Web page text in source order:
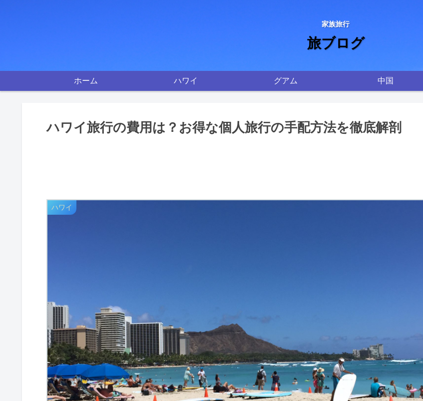
家族旅行
旅ブログ
ホーム ハワイ グアム 中国
ハワイ旅行の費用は？お得な個人旅行の手配方法を徹底解剖
ハワイ